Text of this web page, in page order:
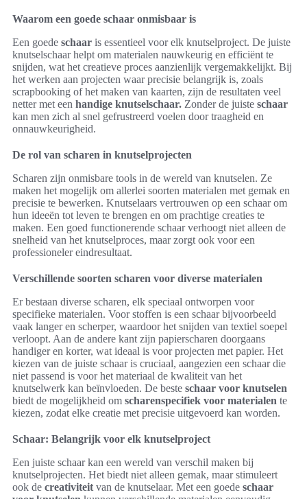
Waarom een goede schaar onmisbaar is
Een goede schaar is essentieel voor elk knutselproject. De juiste
knutselschaar helpt om materialen nauwkeurig en efficiënt te
snijden, wat het creatieve proces aanzienlijk vergemakkelijkt. Bij
het werken aan projecten waar precisie belangrijk is, zoals
scrapbooking of het maken van kaarten, zijn de resultaten veel
netter met een handige knutselschaar. Zonder de juiste schaar
kan men zich al snel gefrustreerd voelen door traagheid en
onnauwkeurigheid.
De rol van scharen in knutselprojecten
Scharen zijn onmisbare tools in de wereld van knutselen. Ze
maken het mogelijk om allerlei soorten materialen met gemak en
precisie te bewerken. Knutselaars vertrouwen op een schaar om
hun ideeën tot leven te brengen en om prachtige creaties te
maken. Een goed functionerende schaar verhoogt niet alleen de
snelheid van het knutselproces, maar zorgt ook voor een
professioneler eindresultaat.
Verschillende soorten scharen voor diverse materialen
Er bestaan diverse scharen, elk speciaal ontworpen voor
specifieke materialen. Voor stoffen is een schaar bijvoorbeeld
vaak langer en scherper, waardoor het snijden van textiel soepel
verloopt. Aan de andere kant zijn papierscharen doorgaans
handiger en korter, wat ideaal is voor projecten met papier. Het
kiezen van de juiste schaar is cruciaal, aangezien een schaar die
niet passend is voor het materiaal de kwaliteit van het
knutselwerk kan beïnvloeden. De beste schaar voor knutselen
biedt de mogelijkheid om scharenspecifiek voor materialen te
kiezen, zodat elke creatie met precisie uitgevoerd kan worden.
Schaar: Belangrijk voor elk knutselproject
Een juiste schaar kan een wereld van verschil maken bij
knutselprojecten. Het biedt niet alleen gemak, maar stimuleert
ook de creativiteit van de knutselaar. Met een goede schaar